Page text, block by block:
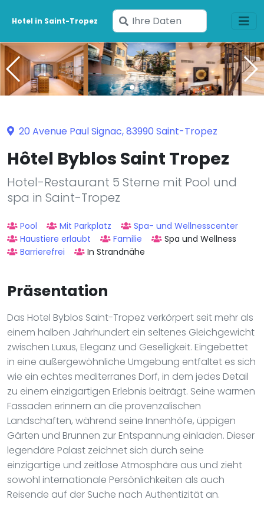
Hotel in Saint-Tropez
Geben
Sie
Ihre
Daten
ein
20 Avenue Paul Signac, 83990 Saint-Tropez
Hôtel Byblos Saint Tropez
Hotel-Restaurant 5 Sterne mit Pool und
spa in Saint-Tropez
Pool Mit Parkplatz
Spa- und Wellnesscenter
Haustiere erlaubt
Familie
Spa und Wellness
Barrierefrei
In Strandnähe
Präsentation
Das Hotel Byblos Saint-Tropez verkörpert seit mehr als
einem halben Jahrhundert ein seltenes Gleichgewicht
zwischen Luxus, Eleganz und Geselligkeit. Eingebettet
in eine außergewöhnliche Umgebung entfaltet es sich
wie ein echtes mediterranes Dorf, in dem jedes Detail
zu einem einzigartigen Erlebnis beiträgt. Seine warmen
Fassaden erinnern an die provenzalischen
Landschaften, während seine Innenhöfe, üppigen
Gärten und Brunnen zur Entspannung einladen. Dieser
legendäre Palast zeichnet sich durch seine
einzigartige und zeitlose Atmosphäre aus und zieht
sowohl internationale Persönlichkeiten als auch
Reisende auf der Suche nach Authentizität an.